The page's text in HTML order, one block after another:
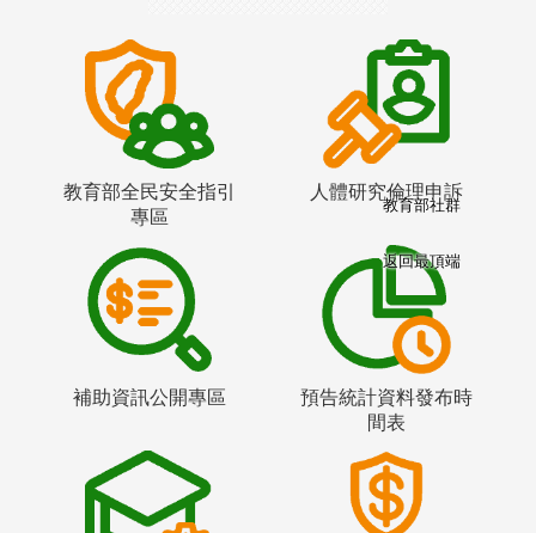
教育部全民安全指引
專區
人體研究倫理申訴
補助資訊公開專區
預告統計資料發布時
間表
教育部社群
返回最頂端